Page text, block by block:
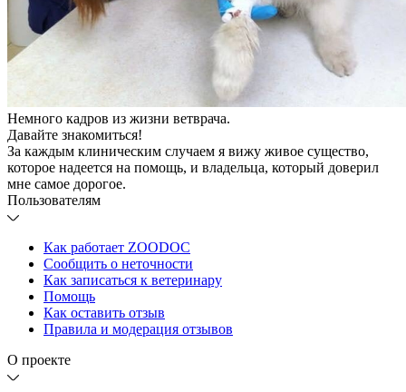
Немного кадров из жизни ветврача.
Давайте знакомиться!
За каждым клиническим случаем я вижу живое существо,
которое надеется на помощь, и владельца, который доверил
мне самое дорогое.
Пользователям
Как работает ZOODOC
Сообщить о неточности
Как записаться к ветеринару
Помощь
Как оставить отзыв
Правила и модерация отзывов
О проекте